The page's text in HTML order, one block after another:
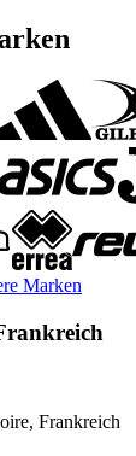
Marken
Frankreich